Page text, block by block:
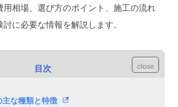
相場、選び方のポイント、施工の流れ
に必要な情報を解説します。
close
目次
な種類と特徴